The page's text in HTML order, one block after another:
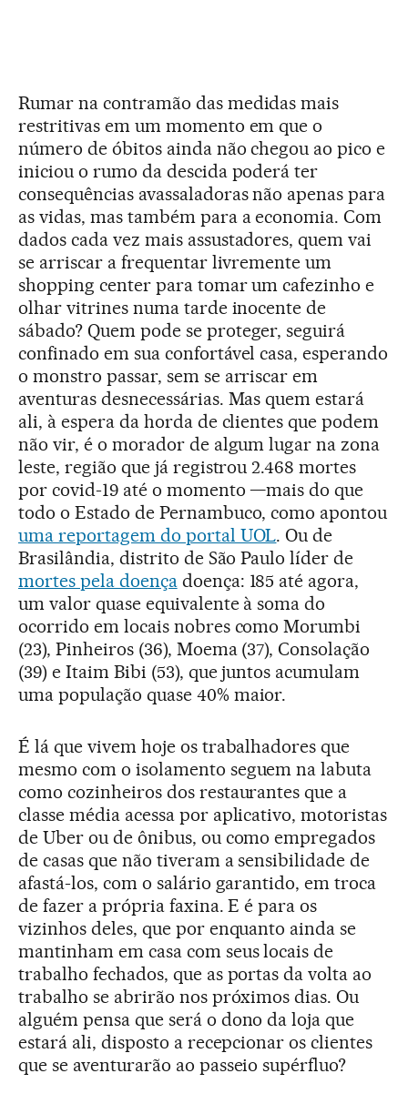
Rumar na contramão das medidas mais
restritivas em um momento em que o
número de óbitos ainda não chegou ao pico e
iniciou o rumo da descida poderá ter
consequências avassaladoras não apenas para
as vidas, mas também para a economia. Com
dados cada vez mais assustadores, quem vai
se arriscar a frequentar livremente um
shopping center para tomar um cafezinho e
olhar vitrines numa tarde inocente de
sábado? Quem pode se proteger, seguirá
confinado em sua confortável casa, esperando
o monstro passar, sem se arriscar em
aventuras desnecessárias. Mas quem estará
ali, à espera da horda de clientes que podem
não vir, é o morador de algum lugar na zona
leste, região que já registrou 2.468 mortes
por covid-19 até o momento —mais do que
todo o Estado de Pernambuco, como apontou
uma reportagem do portal UOL. Ou de
Brasilândia, distrito de São Paulo líder de
mortes pela doençadoença: 185 até agora,
um valor quase equivalente à soma do
ocorrido em locais nobres como Morumbi
(23), Pinheiros (36), Moema (37), Consolação
(39) e Itaim Bibi (53), que juntos acumulam
uma população quase 40% maior.
É lá que vivem hoje os trabalhadores que
mesmo com o isolamento seguem na labuta
como cozinheiros dos restaurantes que a
classe média acessa por aplicativo, motoristas
de Uber ou de ônibus, ou como empregados
de casas que não tiveram a sensibilidade de
afastá-los, com o salário garantido, em troca
de fazer a própria faxina. E é para os
vizinhos deles, que por enquanto ainda se
mantinham em casa com seus locais de
trabalho fechados, que as portas da volta ao
trabalho se abrirão nos próximos dias. Ou
alguém pensa que será o dono da loja que
estará ali, disposto a recepcionar os clientes
que se aventurarão ao passeio supérfluo?